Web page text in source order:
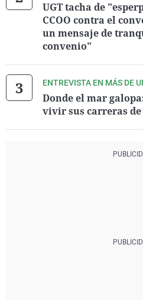
UGT tacha de
CCOO contra el
un mensaje de
convenio"
ENTREVISTA EN MÁS DE
Donde el mar
vivir sus carreras